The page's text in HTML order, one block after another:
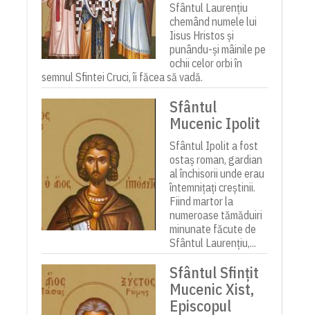
Sfântul Laurențiu
chemând numele lui
Iisus Hristos și
punându-și mâinile pe
ochii celor orbi în
semnul Sfintei Cruci, îi făcea să vadă.
Sfântul
Mucenic Ipolit
Sfântul Ipolit a fost
ostaș roman, gardian
al închisorii unde erau
întemnițați creștinii.
Fiind martor la
numeroase tămăduiri
minunate făcute de
Sfântul Laurențiu,...
Sfântul Sfințit
Mucenic Xist,
Episcopul